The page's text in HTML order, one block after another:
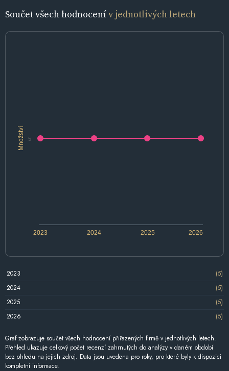
Součet všech hodnocenív jednotlivých letech
Množství
2024 2026
2023 2025
5
2023
(5)
2024
(5)
2025
(5)
2026
(5)
Graf zobrazuje součet všech hodnocení přiřazených firmě v jednotlivých letech.
Přehled ukazuje celkový počet recenzí zahrnutých do analýzy v daném období
bez ohledu na jejich zdroj. Data jsou uvedena pro roky, pro které byly k dispozici
kompletní informace.